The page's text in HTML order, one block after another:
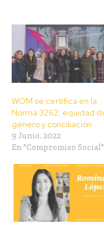
WOM se certifica en la
Norma 3262: equidad
género y conciliación
9 Junio, 2022
En "Compromiso Social"